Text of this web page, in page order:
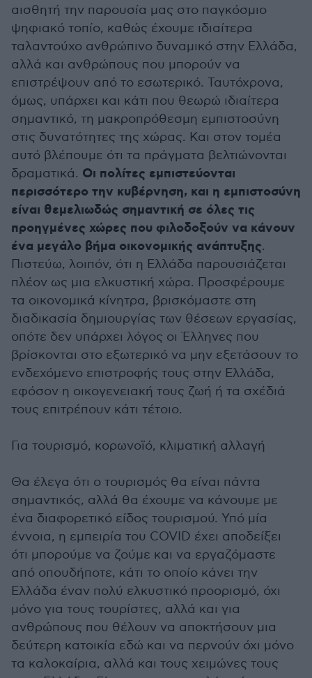
αισθητή την παρουσία μας στο παγκόσμιο
ψηφιακό τοπίο, καθώς έχουμε ιδιαίτερα
ταλαντούχο ανθρώπινο δυναμικό στην Ελλάδα,
αλλά και ανθρώπους που μπορούν να
επιστρέψουν από το εσωτερικό. Ταυτόχρονα,
όμως, υπάρχει και κάτι που θεωρώ ιδιαίτερα
σημαντικό, τη μακροπρόθεσμη εμπιστοσύνη
στις δυνατότητες της χώρας. Και στον τομέα
αυτό βλέπουμε ότι τα πράγματα βελτιώνονται
δραματικά. Οι πολίτες εμπιστεύονται
περισσότερο την κυβέρνηση, και η εμπιστοσύνη
είναι θεμελιωδώς σημαντική σε όλες τις
προηγμένες χώρες που φιλοδοξούν να κάνουν
ένα μεγάλο βήμα οικονομικής ανάπτυξης.
Πιστεύω, λοιπόν, ότι η Ελλάδα παρουσιάζεται
πλέον ως μια ελκυστική χώρα. Προσφέρουμε
τα οικονομικά κίνητρα, βρισκόμαστε στη
διαδικασία δημιουργίας των θέσεων εργασίας,
οπότε δεν υπάρχει λόγος οι Έλληνες που
βρίσκονται στο εξωτερικό να μην εξετάσουν το
ενδεχόμενο επιστροφής τους στην Ελλάδα,
εφόσον η οικογενειακή τους ζωή ή τα σχέδιά
τους επιτρέπουν κάτι τέτοιο.
Για τουρισμό, κορωνοϊό, κλιματική αλλαγή
Θα έλεγα ότι ο τουρισμός θα είναι πάντα
σημαντικός, αλλά θα έχουμε να κάνουμε με
ένα διαφορετικό είδος τουρισμού. Υπό μία
έννοια, η εμπειρία του COVID έχει αποδείξει
ότι μπορούμε να ζούμε και να εργαζόμαστε
από οπουδήποτε, κάτι το οποίο κάνει την
Ελλάδα έναν πολύ ελκυστικό προορισμό, όχι
μόνο για τους τουρίστες, αλλά και για
ανθρώπους που θέλουν να αποκτήσουν μια
δεύτερη κατοικία εδώ και να περνούν όχι μόνο
τα καλοκαίρια, αλλά και τους χειμώνες τους